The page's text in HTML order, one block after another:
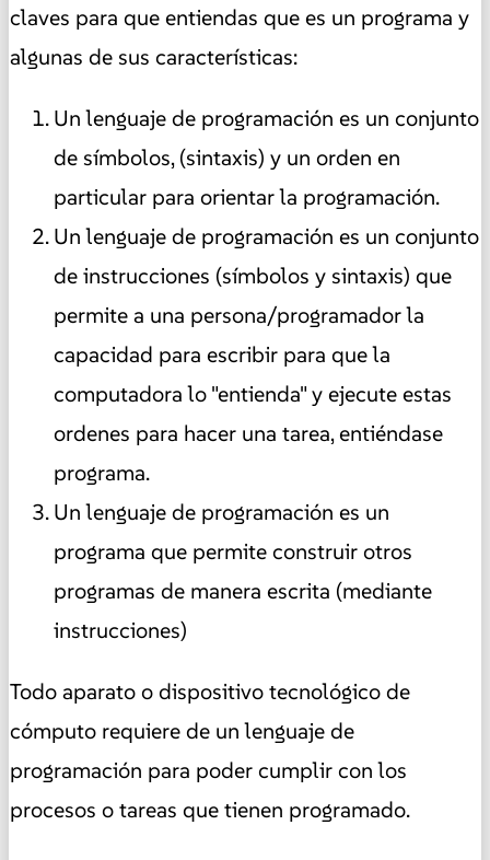
claves para que entiendas que es un programa y
algunas de sus características:
Un lenguaje de programación es un conjunto
de símbolos, (sintaxis) y un orden en
particular para orientar la programación.
Un lenguaje de programación es un conjunto
de instrucciones (símbolos y sintaxis) que
permite a una persona/programador la
capacidad para escribir para que la
computadora lo "entienda" y ejecute estas
ordenes para hacer una tarea, entiéndase
programa.
Un lenguaje de programación es un
programa que permite construir otros
programas de manera escrita (mediante
instrucciones)
Todo aparato o dispositivo tecnológico de
cómputo requiere de un lenguaje de
programación para poder cumplir con los
procesos o tareas que tienen programado.